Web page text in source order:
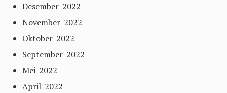
Desember 2022
November 2022
Oktober 2022
September 2022
Mei 2022
April 2022